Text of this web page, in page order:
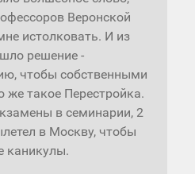
Веронской
истолковать. И из
решение -
чтобы собственными
же такое Перестройка.
в семинарии, 2
в Москву, чтобы
каникулы.